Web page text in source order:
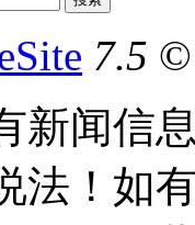
7.5 ©
新闻信
法！如